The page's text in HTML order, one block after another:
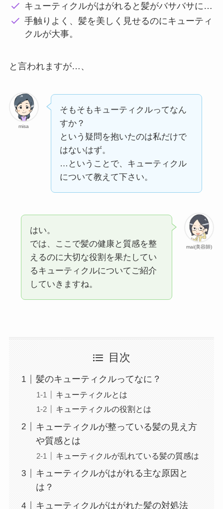
キューティクルがはがれると髪がバサバサに…
手触りよく、髪を美しく見せるのにキューティ
クルが大事。
と言われますが…、
misa
そもそもキューティクルってなん
すか？
という疑問を抱いたのは私だけで
はないはず。
…ということで、キューティクル
について教えて下さい。
mai(美容師)
はい。
では、ここで髪の健康と質感を整
えるのに大切な役割を果たしてい
るキューティクルについてご紹介
していきますね。
目次
髪のキューティクルってなに？
キューティクルとは
キューティクルの役割とは
キューティクルが整っている髪の見え方
や質感とは
キューティクルが乱れている髪の質感は
キューティクルがはがれる主な原因と
は？
キューティクルがはがれた髪の対処法